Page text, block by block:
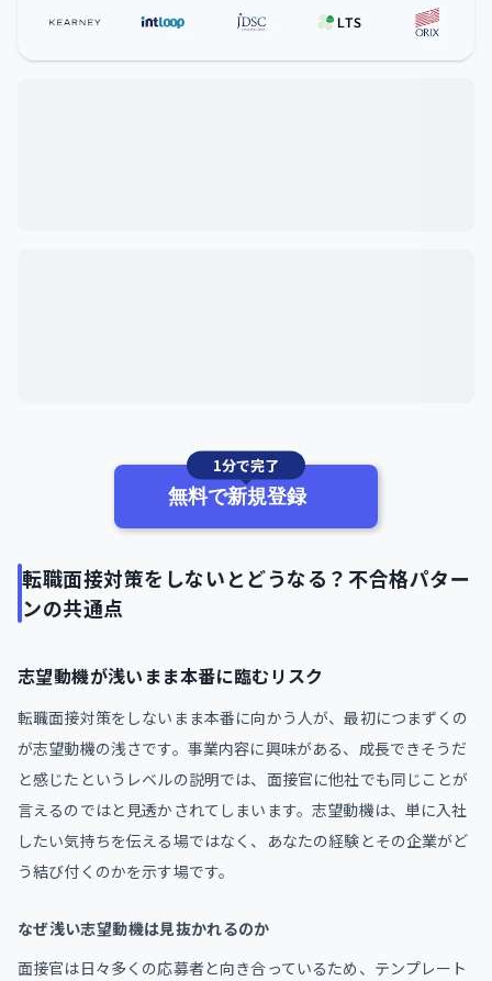
1分で完了
無料で新規登録
転職面接対策をしないとどうなる？不合格パター
ンの共通点
志望動機が浅いまま本番に臨むリスク
転職面接対策をしないまま本番に向かう人が、最初につまずくの
が志望動機の浅さです。事業内容に興味がある、成長できそうだ
と感じたというレベルの説明では、面接官に他社でも同じことが
言えるのではと見透かされてしまいます。志望動機は、単に入社
したい気持ちを伝える場ではなく、あなたの経験とその企業がど
う結び付くのかを示す場です。
なぜ浅い志望動機は見抜かれるのか
面接官は日々多くの応募者と向き合っているため、テンプレート